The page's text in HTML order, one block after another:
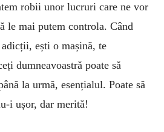
robii unor lucruri care ne vor
le mai putem controla. Când
ești o mașină, te
dumneavoastră poate să
la urmă, esențialul. Poate să
i ușor, dar ­merită!